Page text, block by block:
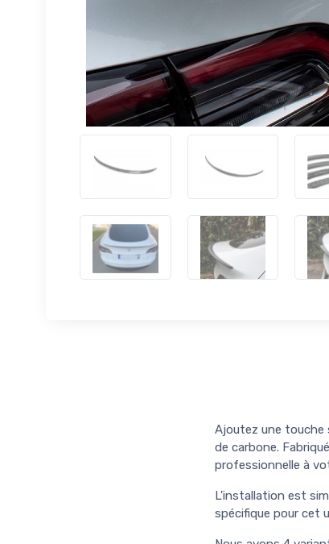
Ajoutez une touche
de carbone.
professionnelle à
L'installation est
spécifique pour cet